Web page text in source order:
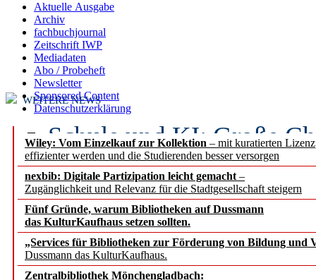
Aktuelle Ausgabe
Archiv
fachbuchjournal
Zeitschrift IWP
Mediadaten
Abo / Probeheft
Newsletter
Sponsored Content
Datenschutzerklärung
Wiley: Vom Einzelkauf zur Kollektion – mit kuratierten
effizienter werden und die Studierenden besser versorgen
nexbib: Digitale Partizipation leicht gemacht –
Zugänglichkeit und Relevanz für die Stadtgesellschaft steigern
Fünf Gründe, warum Bibliotheken auf Dussmann
das KulturKaufhaus setzen sollten.
„Services für Bibliotheken zur Förderung von Bildung und
Dussmann das KulturKaufhaus.
Zentralbibliothek Mönchengladbach:
WEITERE NEWS
Schule und KI: Große
Voraussetzungen
Erfolgreiches erstes
Segment Research –
angepasst